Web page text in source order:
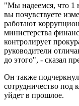
"Мы надеемся, что 1
вы почувствуете
работают
министерства
контролирует
руководители
до этого", - сказал
Он также
сотрудничество под
уйдет в прошлое.